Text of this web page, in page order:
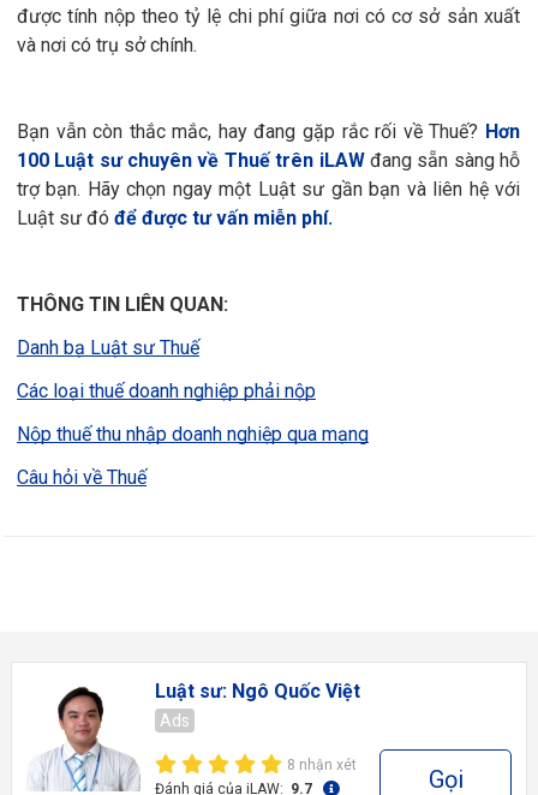
được tính nộp theo tỷ lệ chi phí giữa nơi có cơ sở sản xuất
và nơi có trụ sở chính.
Bạn vẫn còn thắc mắc, hay đang gặp rắc rối về Thuế? Hơn
100 Luật sư chuyên về Thuế trên iLAWđang sẵn sàng hỗ
trợ bạn. Hãy chọn ngay một Luật sư gần bạn và liên hệ với
Luật sư đó để được tư vấn miễn phí.
THÔNG TIN LIÊN QUAN:
Danh bạ Luật sư Thuế
Các loại thuế doanh nghiệp phải nộp
Nộp thuế thu nhập doanh nghiệp qua mạng
Câu hỏi về Thuế
Luật sư: Ngô Quốc Việt
Ads
8 nhận xét
Đánh giá của iLAW: 9.7 Gọi